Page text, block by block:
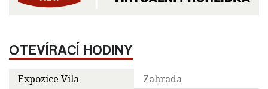
OTEVÍRACÍ HODINY
Expozice Vila Zahrada